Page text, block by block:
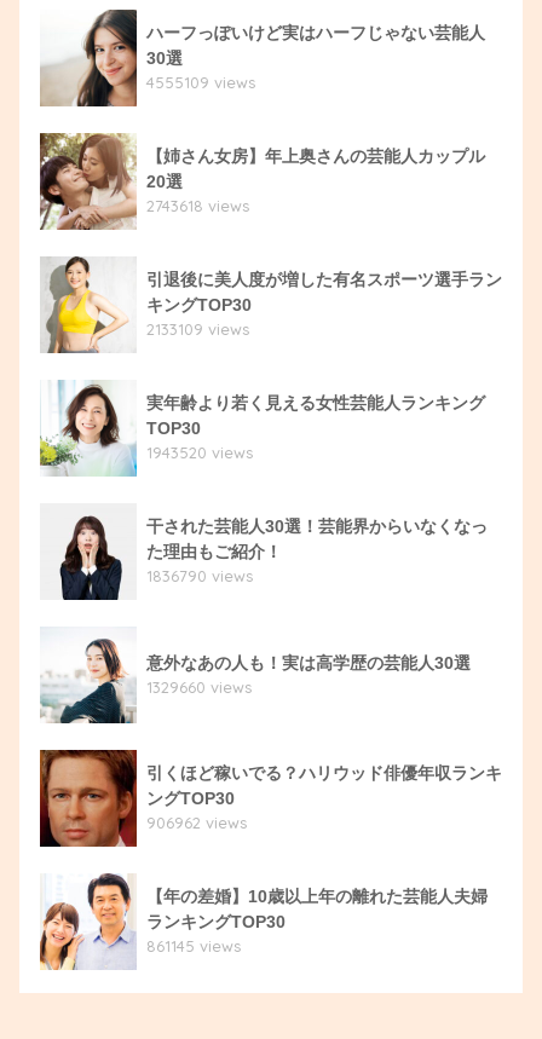
ハーフっぽいけど実はハーフじゃない芸能人
30選
4555109 views
【姉さん女房】年上奥さんの芸能人カップル
20選
2743618 views
引退後に美人度が増した有名スポーツ選手ラン
キングTOP30
2133109 views
実年齢より若く見える女性芸能人ランキング
TOP30
1943520 views
干された芸能人30選！芸能界からいなくなっ
た理由もご紹介！
1836790 views
意外なあの人も！実は高学歴の芸能人30選
1329660 views
引くほど稼いでる？ハリウッド俳優年収ランキ
ングTOP30
906962 views
【年の差婚】10歳以上年の離れた芸能人夫婦
ランキングTOP30
861145 views